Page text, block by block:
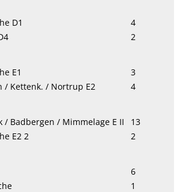
D1
4
2
E1
3
/ Kettenk. / Nortrup E2
4
/ Badbergen / Mimmelage E II
13
E2 2
2
6
1